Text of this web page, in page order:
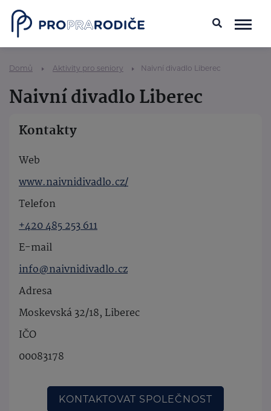
Domů Aktivity pro seniory Naivní divadlo Liberec
Naivní divadlo Liberec
Kontakty
Web
www.naivnidivadlo.cz/
Telefon
+420 485 253 611
E-mail
info@naivnidivadlo.cz
Adresa
Moskevská 32/18, Liberec
IČO
00083178
KONTAKTOVAT SPOLEČNOST